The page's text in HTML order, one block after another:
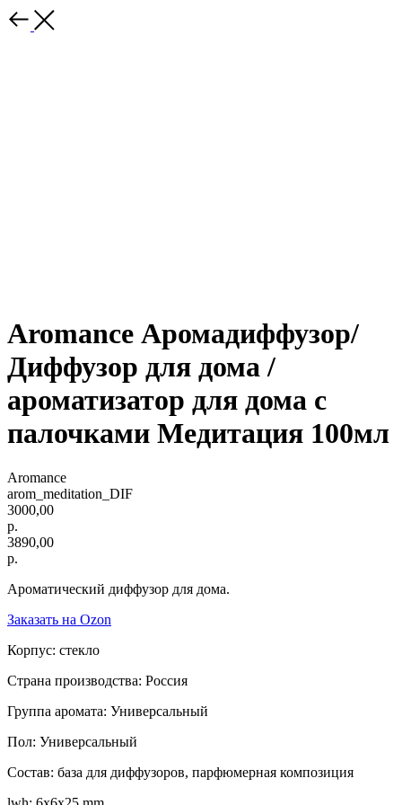
Aromance Аромадиффузор/
Диффузор для дома /
ароматизатор для дома с
палочками Медитация 100мл
Aromance
arom_meditation_DIF
3000,00
р.
3890,00
р.
Ароматический диффузор для дома.
Заказать на Ozon
Корпус: стекло
Страна производства: Россия
Группа аромата: Универсальный
Пол: Универсальный
Состав: база для диффузоров, парфюмерная композиция